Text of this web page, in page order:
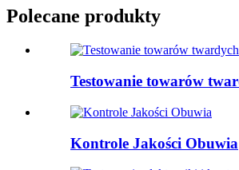
Polecane produkty
Testowanie towarów
Kontrole Jakości Obuwia